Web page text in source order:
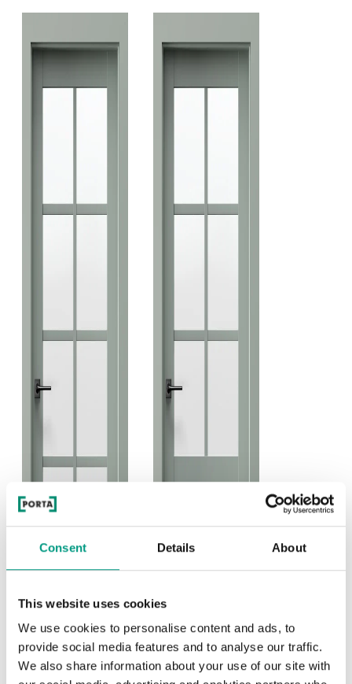
Consent Details About
This website uses cookies
We use cookies to personalise content and ads, to
provide social media features and to analyse our traffic.
We also share information about your use of our site with